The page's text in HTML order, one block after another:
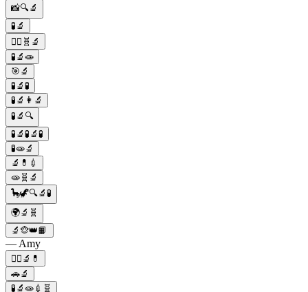
📸🔍🔬
🧪🔬
🧟‍♀️🧬🔬
🧪🔬🧫
🎯🔬
🧪🔬🧪
🧪🔬👩‍🔬
🧪🔬🔍
🧪🔬🧪🔬🧪
🧪🧫🔬
🔬💊💉
🧫🧬🔬
🦕🦖🔍🔬🧪
🌍🔬🧬
🔬🐵👑📙
— Amy
🧑‍⚕️🔬💊
🚗🔬
🧪🔬🧫💉🧬